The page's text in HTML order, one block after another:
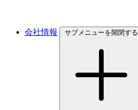
会社情報 サブメニューを開閉する